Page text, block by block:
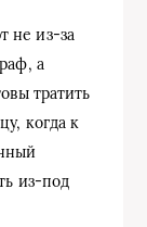
не из-за
а
тратить
когда к
из-под